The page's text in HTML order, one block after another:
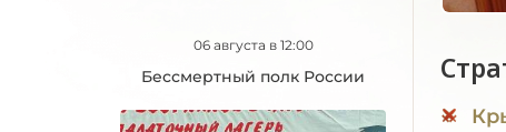
06 августа в 12:00
Бессмертный полк России